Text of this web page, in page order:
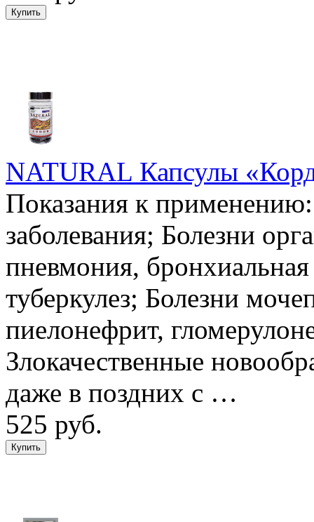
NATURAL Капсулы
Показания к
заболевания; Болезни
пневмония,
туберкулез; Болезни
пиелонефрит,
Злокачественные
даже в поздних с …
525 руб.